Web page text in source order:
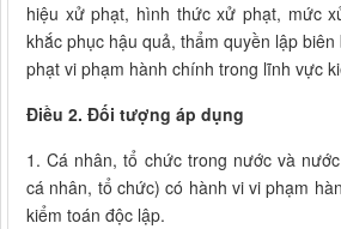
hiệu xử phạt, hình thức xử phạt, mức
khắc phục hậu quả, thẩm quyền lập
phạt vi phạm hành chính trong lĩnh vực
Điều 2. Đối tượng áp dụng
1. Cá nhân, tổ chức trong nước và
cá nhân, tổ chức) có hành vi vi phạm
kiểm toán độc lập.